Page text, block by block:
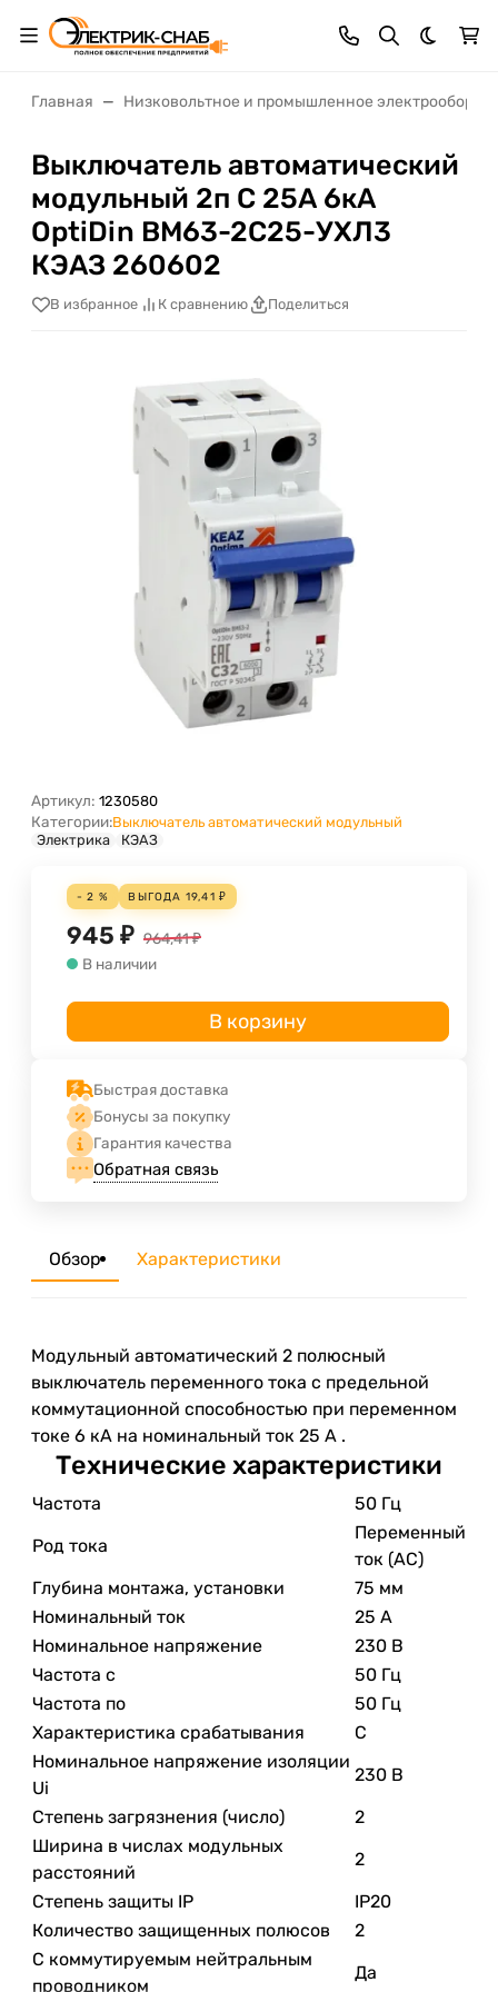
Темная
Главная Низковольтное и промышленное
Выключатель автоматический
модульный 2п C 25А 6кА
OptiDin BM63-2C25-УХЛ3
КЭАЗ 260602
В избранное К сравнению Поделиться
Артикул: 1230580
Категории:Выключатель автоматический модульный
Электрика
КЭАЗ
- 2 % ВЫГОДА 19,41 ₽
945 ₽ 964,41₽
В наличии
В корзину
Быстрая доставка
Бонусы за покупку
Гарантия качества
Обратная связь
Обзор Характеристики
Модульный автоматический 2 полюсный
выключатель переменного тока с предельной
коммутационной способностью при переменном
токе 6 кА на номинальный ток 25 А .
Технические характеристики
Частота
50 Гц
Род тока
Переменный
ток (AC)
Глубина монтажа, установки
75 мм
Номинальный ток
25 А
Номинальное напряжение
230 В
Частота с
50 Гц
Частота по
50 Гц
Характеристика срабатывания
C
Номинальное напряжение изоляции
Ui
230 В
Степень загрязнения (число)
2
Ширина в числах модульных
расстояний
2
Степень защиты IP
IP20
Количество защищенных полюсов
2
С коммутируемым нейтральным
проводником
Да